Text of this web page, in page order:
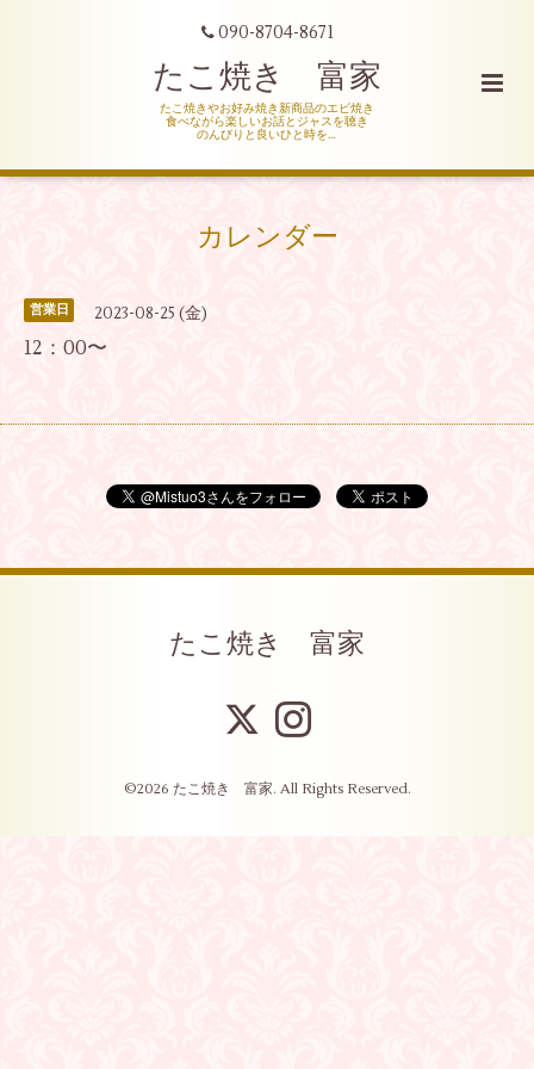
090-8704-8671
たこ焼き 富家
たこ焼きやお好み焼き新商品のエビ焼き
食べながら楽しいお話とジャスを聴き
のんびりと良いひと時を…
カレンダー
営業日 2023-08-25 (金)
12：00〜
たこ焼き 富家
©2026 たこ焼き 富家. All Rights Reserved.